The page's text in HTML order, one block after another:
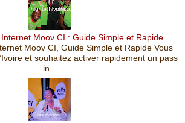
Moov CI : Guide Simple et Rapide
Moov CI, Guide Simple et Rapide Vous
et souhaitez activer rapidement un pass
in...